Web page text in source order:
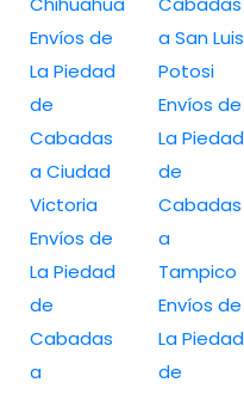
Envíos de
La Piedad
de
Cabadas
a Ciudad
Victoria
Envíos de
La Piedad
de
Cabadas
a
a San Luis
Potosi
Envíos de
La Piedad
de
Cabadas
a
Tampico
Envíos de
La Piedad
de